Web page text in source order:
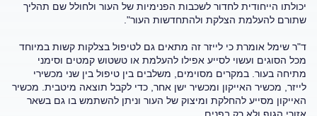
יכולתו הייחודית לחדור לשכבות הפנימיות של העור ולחולל שם תהליך
שתורם להעלמת הצלקת ולהתחדשות העור".
ד"ר שימל אומרת כי לייזר זה מתאים גם לטיפול בצלקות קשות במיוחד
מכל הסוגים ועשוי לסייע אפילו להעלמת או טשטוש קמטים וסימני
מתיחה בעור. במקרים מסוימים, משלבים בין טיפול בין שני מכשירי
לייזר, מכשיר האייקון ומכשיר ישן אחר, כדי לקבל תוצאה מיטבית. מכשיר
האייקון מסייע להחלקת ומיצוק של העור וניתן להשתמש בו גם בשאר